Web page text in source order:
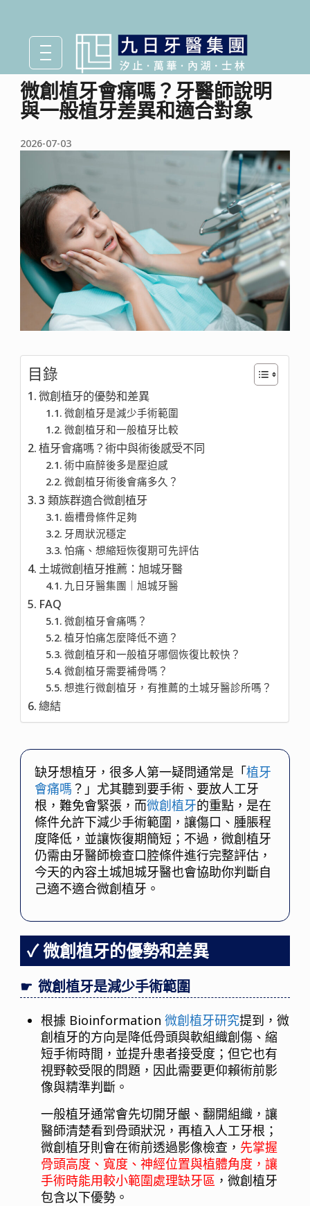
微創植牙會痛嗎？牙醫師說明
與一般植牙差異和適合對象
2026-07-03
目錄
微創植牙的優勢和差異
微創植牙是減少手術範圍
微創植牙和一般植牙比較
植牙會痛嗎？術中與術後感受不同
術中麻醉後多是壓迫感
微創植牙術後會痛多久？
3 類族群適合微創植牙
齒槽骨條件足夠
牙周狀況穩定
怕痛、想縮短恢復期可先評估
土城微創植牙推薦：旭城牙醫
九日牙醫集團｜旭城牙醫
FAQ
微創植牙會痛嗎？
植牙怕痛怎麼降低不適？
微創植牙和一般植牙哪個恢復比較快？
微創植牙需要補骨嗎？
想進行微創植牙，有推薦的土城牙醫診所嗎？
總結
缺牙想植牙，很多人第一疑問通常是「植牙
會痛嗎 ？」尤其聽到要手術、要放人工牙
根，難免會緊張，而微創植牙的重點，是在
條件允許下減少手術範圍，讓傷口、腫脹程
度降低，並讓恢復期簡短；不過，微創植牙
仍需由牙醫師檢查口腔條件進行完整評估，
今天的內容土城旭城牙醫也會協助你判斷自
己適不適合微創植牙。
微創植牙的優勢和差異
微創植牙是減少手術範圍
根據 Bioinformation微創植牙研究提到，微
創植牙的方向是降低骨頭與軟組織創傷、縮
短手術時間，並提升患者接受度；但它也有
視野較受限的問題，因此需要更仰賴術前影
像與精準判斷。
一般植牙通常會先切開牙齦、翻開組織，讓
醫師清楚看到骨頭狀況，再植入人工牙根；
微創植牙則會在術前透過影像檢查， 先掌握
骨頭高度、寬度、神經位置與植體角度，讓
手術時能用較小範圍處理缺牙區 ，微創植牙
包含以下優勢。